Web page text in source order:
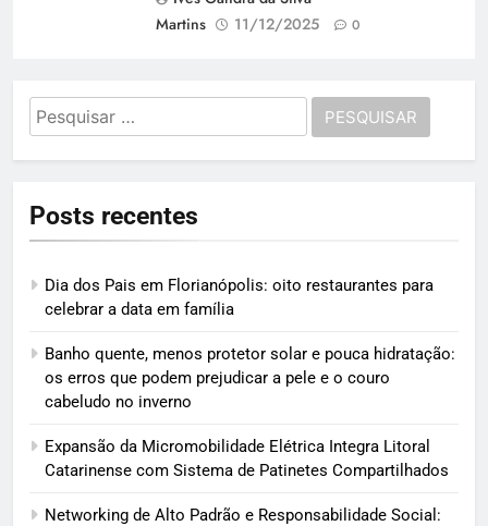
Martins
11/12/2025 0
Pesquisar
por:
Posts recentes
Dia dos Pais em Florianópolis: oito restaurantes para
celebrar a data em família
Banho quente, menos protetor solar e pouca hidratação:
os erros que podem prejudicar a pele e o couro
cabeludo no inverno
Expansão da Micromobilidade Elétrica Integra Litoral
Catarinense com Sistema de Patinetes Compartilhados
Networking de Alto Padrão e Responsabilidade Social: